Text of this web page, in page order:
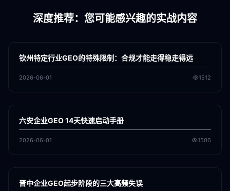
深度推荐：您可能感兴趣的实战内容
GEO
钦州特定行业GEO的特殊限制：合规才能走得稳走得远
2026-06-01 1512
GEO
六安企业GEO 14天快速启动手册
2026-06-01 1506
GEO
晋中企业GEO起步阶段的三大高频失误